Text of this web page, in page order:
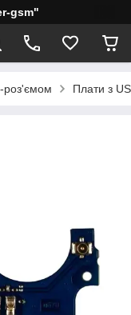
gsm"
роз'ємом Плати з